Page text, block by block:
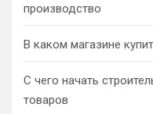
производство
В каком магазине
С чего начать
товаров